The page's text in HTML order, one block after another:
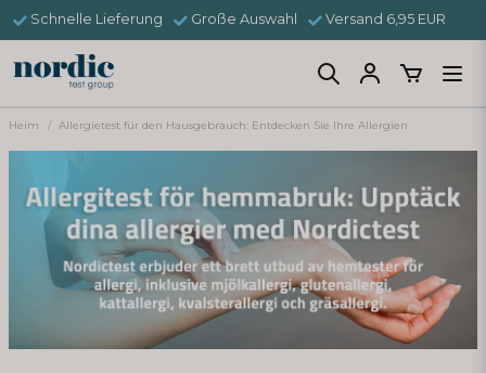
Schnelle Lieferung Große Auswahl Versand 6,95 EUR
Heim Allergietest für den Hausgebrauch: Entdecken Sie Ihre Allergien